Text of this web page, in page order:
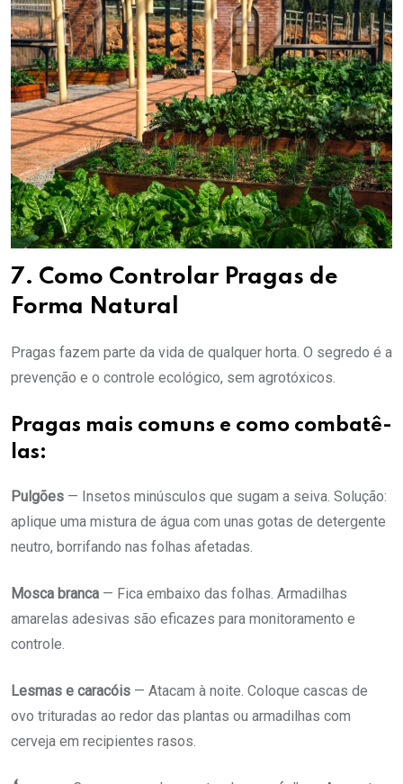
7. Como Controlar Pragas de
Forma Natural
Pragas fazem parte da vida de qualquer horta. O segredo é a
prevenção e o controle ecológico, sem agrotóxicos.
Pragas mais comuns e como combatê-
las:
Pulgões — Insetos minúsculos que sugam a seiva. Solução:
aplique uma mistura de água com unas gotas de detergente
neutro, borrifando nas folhas afetadas.
Mosca branca — Fica embaixo das folhas. Armadilhas
amarelas adesivas são eficazes para monitoramento e
controle.
Lesmas e caracóis — Atacam à noite. Coloque cascas de
ovo trituradas ao redor das plantas ou armadilhas com
cerveja em recipientes rasos.